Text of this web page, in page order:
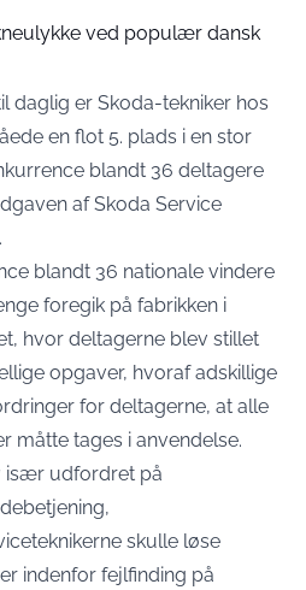
ved populær dansk
daglig er Skoda-tekniker hos
en flot 5. plads i en stor
blandt 36 deltagere
af Skoda Service
blandt 36 nationale vindere
foregik på fabrikken i
hvor deltagerne blev stillet
opgaver, hvoraf adskillige
for deltagerne, at alle
tages i anvendelse.
især udfordret på
skulle løse
indenfor fejlfinding på